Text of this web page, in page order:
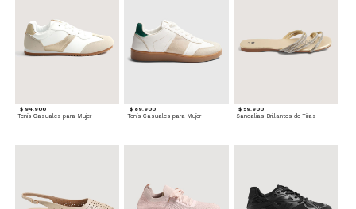
$ 94.900
Tenis Casuales para Mujer
$ 89.900
Tenis Casuales para Mujer
$ 59.900
Sandalias Brillantes de Tiras